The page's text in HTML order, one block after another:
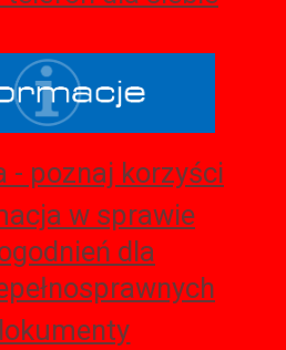
- poznaj korzyści
w sprawie
dla